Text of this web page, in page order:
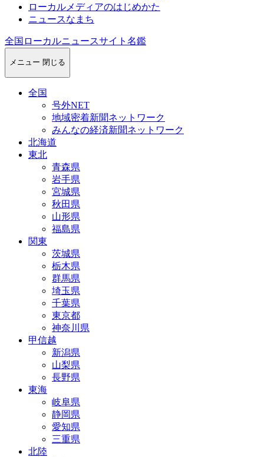
ローカルメディアのはじめかた
ニュースなまち
全国ローカルニュースサイト名鑑
メニュー 閉じる
全国
号外NET
地域密着新聞ネットワーク
みんなの経済新聞ネットワーク
北海道
東北
青森県
岩手県
宮城県
秋田県
山形県
福島県
関東
茨城県
栃木県
群馬県
埼玉県
千葉県
東京都
神奈川県
甲信越
新潟県
山梨県
長野県
東海
岐阜県
静岡県
愛知県
三重県
北陸